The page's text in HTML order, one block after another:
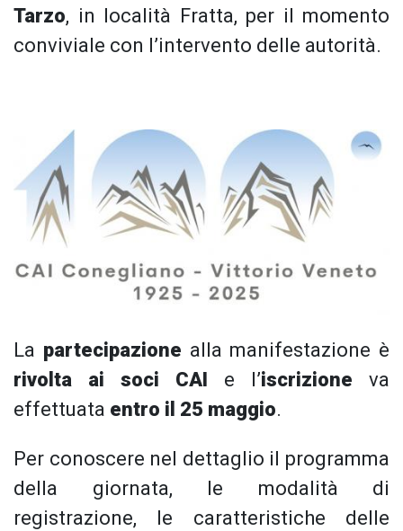
Tarzo, in località Fratta, per il momento
conviviale con l’intervento delle autorità.
La partecipazione alla manifestazione è
rivolta ai soci CAI e l’iscrizione va
effettuata entro il 25 maggio.
Per conoscere nel dettaglio il programma
della giornata, le modalità di
registrazione, le caratteristiche delle